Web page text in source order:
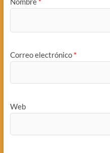
Correo electrónico *
Web